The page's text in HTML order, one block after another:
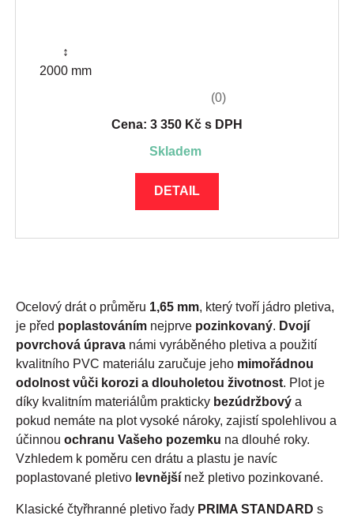
↕
2000 mm
(0)
Cena: 3 350 Kč s DPH
skladem
DETAIL
Ocelový drát o průměru 1,65 mm, který tvoří jádro pletiva,
je před poplastováním nejprve pozinkovaný. Dvojí
povrchová úprava námi vyráběného pletiva a použití
kvalitního PVC materiálu zaručuje jeho mimořádnou
odolnost vůči korozi a dlouholetou životnost. Plot je
díky kvalitním materiálům prakticky bezúdržbový a
pokud nemáte na plot vysoké nároky, zajistí spolehlivou a
účinnou ochranu Vašeho pozemku na dlouhé roky.
Vzhledem k poměru cen drátu a plastu je navíc
poplastované pletivo levnější než pletivo pozinkované.
Klasické čtyřhranné pletivo řady PRIMA STANDARD s